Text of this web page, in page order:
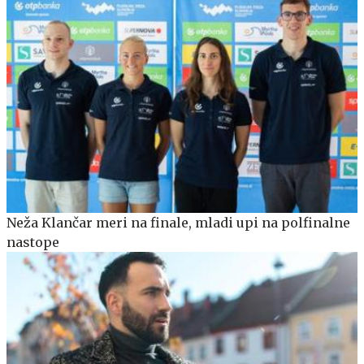
Neža Klančar meri na finale, mladi upi na polfinalne
nastope